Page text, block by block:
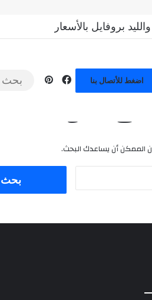
بروفايل بالأسعار
اضغط للأتصال بنا
نتائج
الممكن أن يساعدك البحث.